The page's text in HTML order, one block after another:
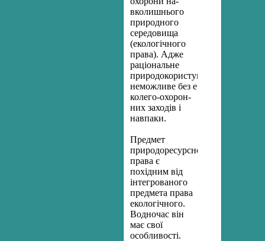
вколишнього
природного
середовища
(екологічного
права). Адже
раціональне
природокористування
неможливе без е
колего-охорон­
них заходів і
навпаки.
Предмет
природоресурсного
права є
похідним від
інтегрованого
предмета права
екологічного.
Водночас він
має свої
особливості.